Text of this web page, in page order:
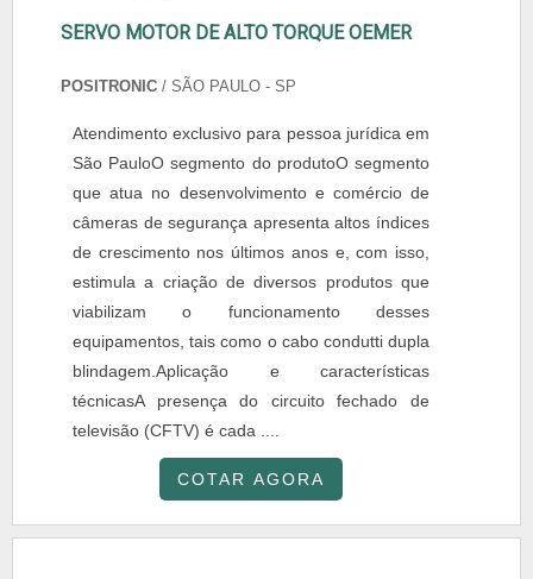
SERVO MOTOR DE ALTO TORQUE OEMER
POSITRONIC / SÃO PAULO - SP
Atendimento exclusivo para pessoa jurídica em
São PauloO segmento do produtoO segmento
que atua no desenvolvimento e comércio de
câmeras de segurança apresenta altos índices
de crescimento nos últimos anos e, com isso,
estimula a criação de diversos produtos que
viabilizam o funcionamento desses
equipamentos, tais como o cabo condutti dupla
blindagem.Aplicação e características
técnicasA presença do circuito fechado de
televisão (CFTV) é cada ....
COTAR AGORA